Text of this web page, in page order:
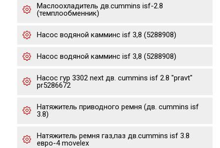
Маслоохладитель дв.cummins isf-2.8
(темплообменник)
Насос водяной камминс isf 3,8 (5288908)
Насос водяной камминс isf 3,8 (5288908)
Насос гур 3302 next дв. cummins isf 2.8 "pravt"
pr5286672
Натяжитель приводного ремня (дв. cummins isf
3.8)
Натяжитель ремня газ,паз дв.cummins isf 3.8
евро-4 movelex